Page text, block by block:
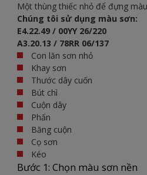
Một thùng thiếc nhỏ để đựng
Chúng tôi sử dụng màu sơn:
E4.22.49 / 00YY 26/220
A3.20.13 / 78RR 06/137
Con lăn sơn nhỏ
Khay sơn
Thước dây cuốn
Bút chì
Cuộn dây
Phấn
Băng cuộn
Cọ sơn
Kéo
Bước 1: Chọn màu sơn nền